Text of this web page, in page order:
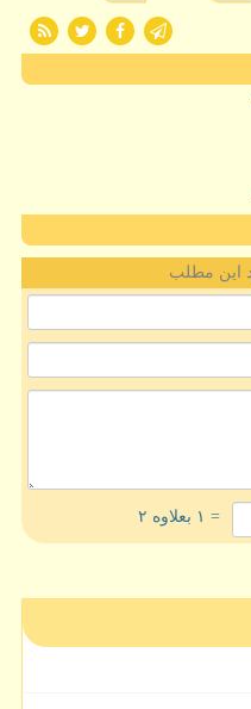
این مطلب
= ۱ بعلاوه ۲